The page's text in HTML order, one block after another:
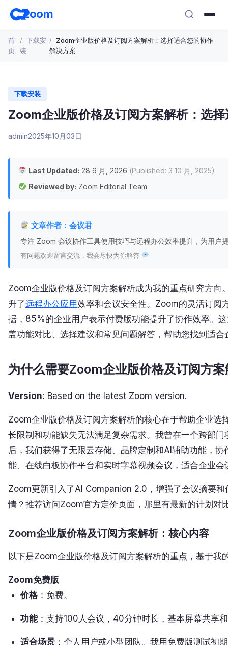
至
zoom
首
页
下载安
装
Zoom企业版价格及订阅方案解析：选择适合您的协作
解决方案
下载安装
Zoom企业版价格及订阅方案解析：选
admin2025年10月03日
Last Updated: 28 6 月, 2026 (Published: 3 10 月, 2025)
Reviewed by: Zoom Editorial Team
文章作者：会议君
专注 Zoom 会议协作工具使用技巧与远程办公效率提升，为用户
有问题欢迎留言交流，我会尽快为你解答
Zoom企业版价格及订阅方案解析成为我的重点研究方
升了远程办公应用效率和会议安全性。Zoom的灵活订阅
据，85%的企业用户表示付费版功能提升了协作效率。
盖功能对比、选择建议和常见问题解答，帮助您找到适
为什么需要Zoom企业版价格及订阅方
Version: Based on the latest Zoom version.
Zoom企业版价格及订阅方案解析的核心在于帮助企业
长限制和功能缺失无法满足复杂需求。我曾在一个跨部
后，我们获得了无限云存储、品牌定制和AI辅助功能，
能、在线白板协作平台和实时字幕视频会议，适合企业
Zoom更新引入了AI Companion 2.0，增强了会议摘要
情？推荐访问Zoom官方定价页面，那里有最新的计划对
Zoom企业版价格及订阅方案解析：核心内容
以下是Zoom企业版价格及订阅方案解析的重点，基于我
Zoom免费版
价格 ：免费。
功能：支持100人会议，40分钟时长，基本屏幕共享
适合场景 ：个人用户或小型团队。我用免费版测试初